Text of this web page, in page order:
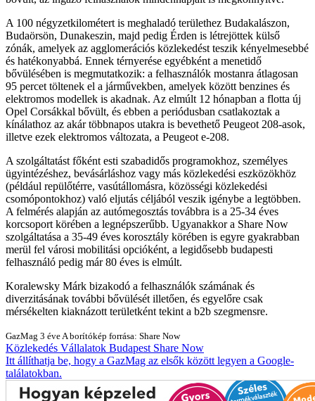
A 100 négyzetkilométert is meghaladó területhez Budakalászon,
Budaörsön, Dunakeszin, majd pedig Érden is létrejöttek külső
zónák, amelyek az agglomerációs közlekedést teszik kényelmesebbé
és hatékonyabbá. Ennek térnyerése egyébként a menetidő
bővülésében is megmutatkozik: a felhasználók mostanra átlagosan
95 percet töltenek el a járművekben, amelyek között benzines és
elektromos modellek is akadnak. Az elmúlt 12 hónapban a flotta új
Opel Corsákkal bővült, és ebben a periódusban csatlakoztak a
kínálathoz az akár többnapos utakra is bevethető Peugeot 208-asok,
illetve ezek elektromos változata, a Peugeot e-208.
A szolgáltatást főként esti szabadidős programokhoz, személyes
ügyintézéshez, bevásárláshoz vagy más közlekedési eszközökhöz
(például repülőtérre, vasútállomásra, közösségi közlekedési
csomópontokhoz) való eljutás céljából veszik igénybe a legtöbben.
A felmérés alapján az autómegosztás továbbra is a 25-34 éves
korcsoport körében a legnépszerűbb. Ugyanakkor a Share Now
szolgáltatása a 35-49 éves korosztály körében is egyre gyakrabban
merül fel városi mobilitási opcióként, a legidősebb budapesti
felhasználó pedig már 80 éves is elmúlt.
Koralewsky Márk bizakodó a felhasználók számának és
diverzitásának további bővülését illetően, és egyelőre csak
mérsékelten kiaknázott területként tekint a b2b szegmensre.
GazMag 3 éve A borítókép forrása: Share Now
Közlekedés Vállalatok Budapest Share Now
Itt állíthatja be, hogy a GazMag az elsők között legyen a Google-
találatokban.